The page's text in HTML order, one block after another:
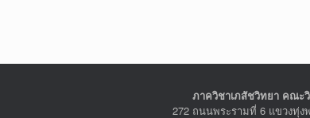
ภาควิชาเภสัชวิทยา คณะ
272 ถนนพระรามที่ 6 แขวงทุ่ง